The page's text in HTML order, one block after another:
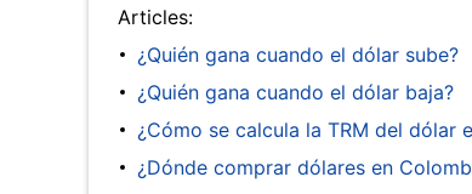
Articles:
¿Quién gana cuando el dólar sube?
¿Quién gana cuando el dólar baja?
¿Cómo se calcula la TRM del dólar
¿Dónde comprar dólares en